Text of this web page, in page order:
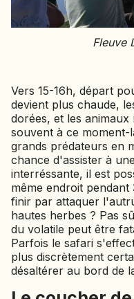
Fleuve
Vers 15-16h, départ
devient plus chaude,
dorées, et les animaux
souvent à ce moment-
grands prédateurs en
chance d'assister à
interréssante, il est
même endroit pendant
finir par attaquer
hautes herbes ? Pas
du volatile peut être
Parfois le safari
plus discrètement
désaltérer au bord de